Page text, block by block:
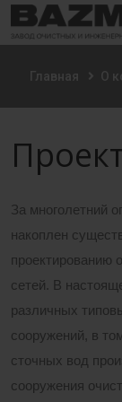
Главная О
За многолетний
накоплен
проектированию
сетей. В
различных
сооружений, в
сточных вод
сооружения